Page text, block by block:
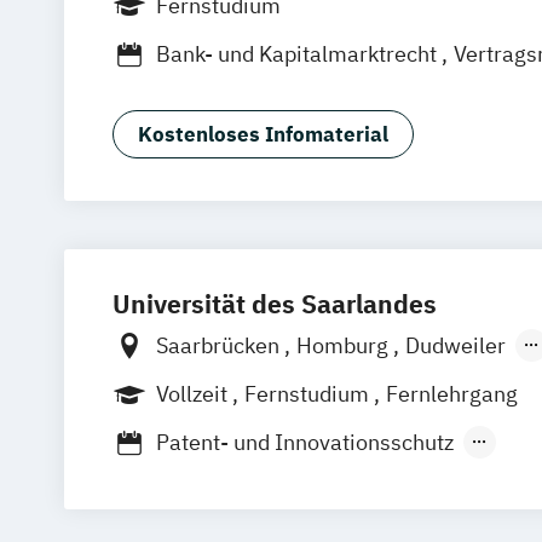
Kassel Oberhausen Offenbach
Friedrichshafen Klagenfurt
Trier Würzburg Chemnitz
Bank- und Kapitalmarktrecht
Kostenloses Infomaterial
Universität des Saarlandes
Saarbrücken Homburg
Dudweiler
in Kooperation mit der TU Kaiserslautern
Vollzeit Fernstudium
Fernlehrgang
Patent- und Innovationsschutz
Steuerrecht für die